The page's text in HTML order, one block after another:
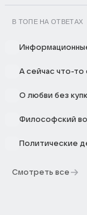
В ТОПЕ НА ОТВЕТАХ
А сейчас что-то
О любви без
Философский
Политические
Смотреть все